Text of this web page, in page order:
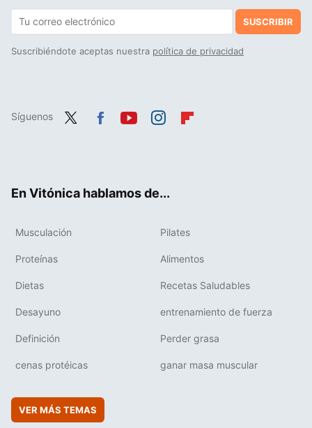
SUSCRIBIR
Suscribiéndote aceptas nuestra política de privacidad
Síguenos
En Vitónica hablamos de...
Musculación Pilates
Proteínas Alimentos
Dietas Recetas Saludables
Desayuno entrenamiento de fuerza
Definición Perder grasa
cenas protéicas ganar masa muscular
VER MÁS TEMAS